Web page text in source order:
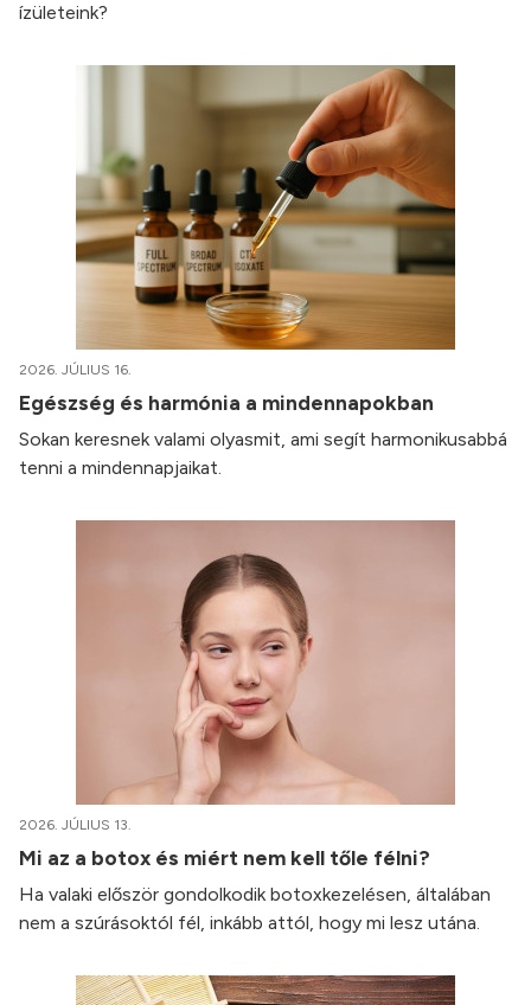
ízületeink?
2026. JÚLIUS 16.
Egészség és harmónia a mindennapokban
Sokan keresnek valami olyasmit, ami segít harmonikusabbá
tenni a mindennapjaikat.
2026. JÚLIUS 13.
Mi az a botox és miért nem kell tőle félni?
Ha valaki először gondolkodik botoxkezelésen, általában
nem a szúrásoktól fél, inkább attól, hogy mi lesz utána.